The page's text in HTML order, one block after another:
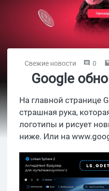
Свежие новости 0
Google
На главной странице
страшная рука,
логотипы и рисует
ниже. Или на www.